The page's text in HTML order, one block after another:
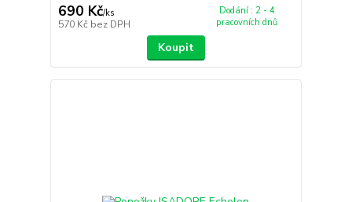
690 Kč/ks
570 Kč bez DPH
Dodání : 2 - 4
pracovních dnů
Koupit